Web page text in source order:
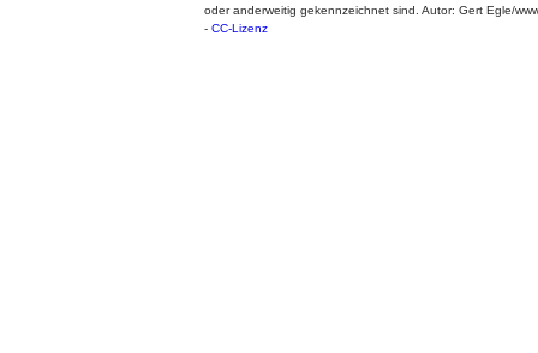
oder anderweitig gekennzeichnet sind. Autor: Gert Egle/
- CC-Lizenz